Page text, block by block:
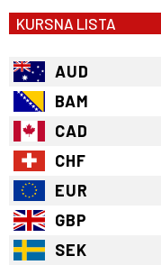
KURSNA LISTA
AUD
BAM
CAD
CHF
EUR
GBP
SEK